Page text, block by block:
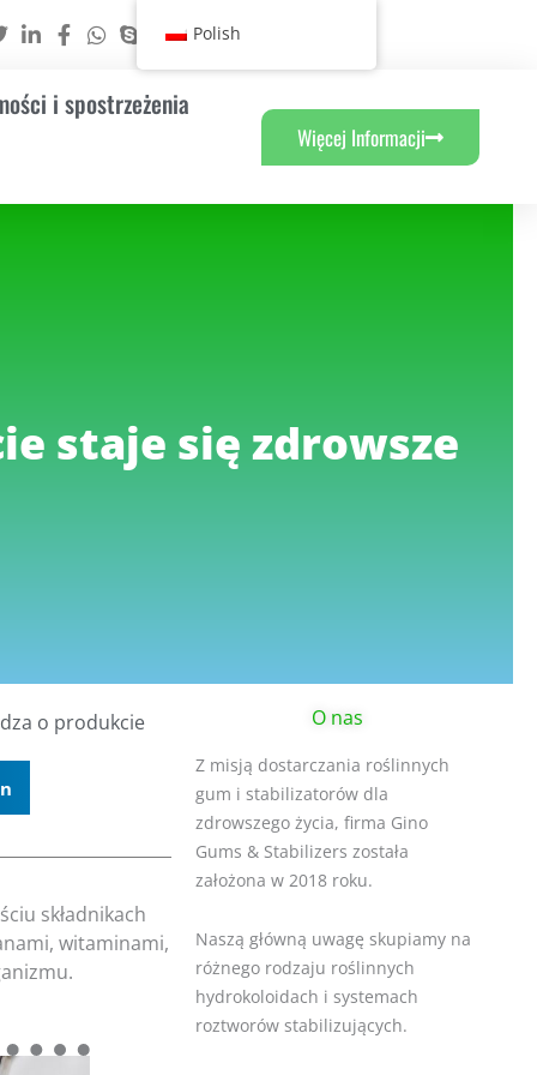
i spostrzeżenia
Więcej Informacji
staje się zdrowsze
o produkcie
składnikach
witaminami,
O nas
Z misją dostarczania roślinnych
gum i stabilizatorów dla
zdrowszego życia, firma Gino
Gums & Stabilizers została
założona w 2018 roku.
Naszą główną uwagę skupiamy na
różnego rodzaju roślinnych
hydrokoloidach i systemach
roztworów stabilizujących.
Polish